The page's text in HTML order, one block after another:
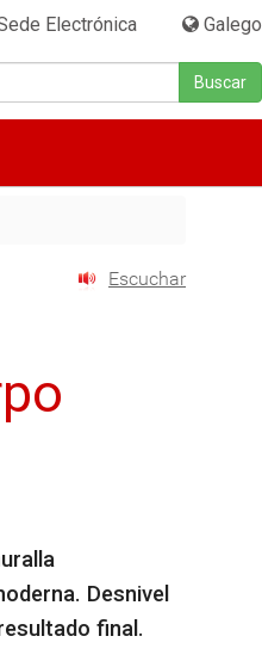
Electrónica Galego
Buscar
Escuchar
Desnivel
final.